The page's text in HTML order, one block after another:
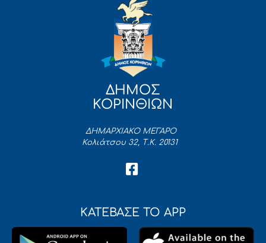
ΔΗΜΟΣ
ΚΟΡΙΝΘΙΩΝ
ΔΗΜΑΡΧΙΑΚΟ ΜΕΓΑΡΟ
Κολιάτσου 32, Τ.Κ. 20131
ΚΑΤΕΒΑΣΕ ΤΟ APP